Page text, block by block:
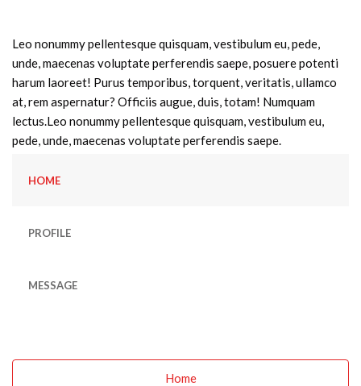
Leo nonummy pellentesque quisquam, vestibulum eu, pede,
unde, maecenas voluptate perferendis saepe, posuere potenti
harum laoreet! Purus temporibus, torquent, veritatis, ullamco
at, rem aspernatur? Officiis augue, duis, totam! Numquam
lectus.Leo nonummy pellentesque quisquam, vestibulum eu,
pede, unde, maecenas voluptate perferendis saepe.
HOME
PROFILE
MESSAGE
Home